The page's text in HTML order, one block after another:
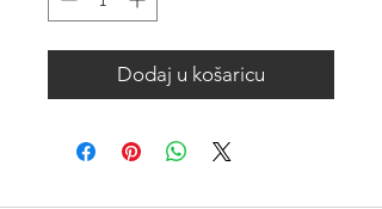
Dodaj u košaricu